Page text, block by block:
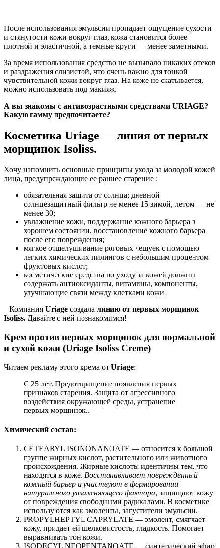
После использования эмульсии пропадает ощущение сухости
и стянутости кожи вокруг глаз, кожа становится более
плотной и эластичной, а темные круги — менее заметными.
За время использования средство не вызывало никаких отеков
и раздражения слизистой, что очень важно для тонкой
чувствительной кожи вокруг глаз. На коже не скатывается,
можно использовать под макияж.
А вы знакомы с антивозрастными средствами URIAGE?
Какую гамму предпочитаете?
Косметика Uriage — линия от первых
морщинок Isoliss.
Хочу напомнить основные принципы ухода за молодой кожей
лица, предупреждающие ее раннее старение :
обязательная защита от солнца; дневной
солнцезащитный фильтр не менее 15 зимой, летом — не
менее 30;
увлажнение кожи, поддержание кожного барьера в
хорошем состоянии, восстановление кожного барьера
после его повреждения;
мягкое отшелушивание роговых чешуек с помощью
легких химических пилингов с небольшим процентом
фруктовых кислот;
косметические средства по уходу за кожей должны
содержать антиоксиданты, витамины, компоненты,
улучшающие связи между клетками кожи.
Компания Uriage создала линию от первых морщинок
Isoliss. Давайте с ней познакомимся!
Крем против первых морщинок для нормальной
и сухой кожи (Uriage Isoliss Creme)
Читаем рекламу этого крема от Uriage:
С 25 лет. Предотвращение появления первых
признаков старения. Защита от агрессивного
воздействия окружающей среды, устранение
первых морщинок..
Химический состав:
CETEARYL ISONONANOATE — относится к большой
группе жирных кислот, растительного или животного
происхождения. Жирные кислоты идентичны тем, что
находятся в коже. Восстанавливает поврежденный
кожный барьер и участвуют в формировании
натурального увлажняющего фактора, защищают кожу
от повреждения свободными радикалами. В косметике
используются как эмоленты, загустители эмульсии.
PROPYLHEPTYL CAPRYLATE — эмолент, смягчает
кожу, придает ей шелковистость, гладкость. Помогает
выравнивать тон кожи.
ISODECYL NEOPENTANOATE — синтетический эфир